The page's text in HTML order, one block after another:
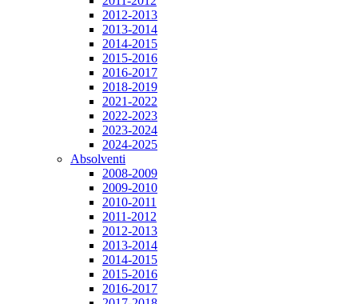
2012-2013
2013-2014
2014-2015
2015-2016
2016-2017
2018-2019
2021-2022
2022-2023
2023-2024
2024-2025
Absolventi
2008-2009
2009-2010
2010-2011
2011-2012
2012-2013
2013-2014
2014-2015
2015-2016
2016-2017